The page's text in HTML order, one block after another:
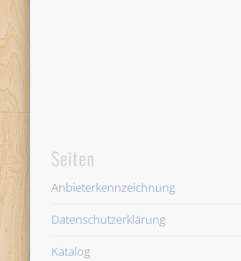
Seiten
Anbieterkennzeichnung
Datenschutzerklärung
Katalog